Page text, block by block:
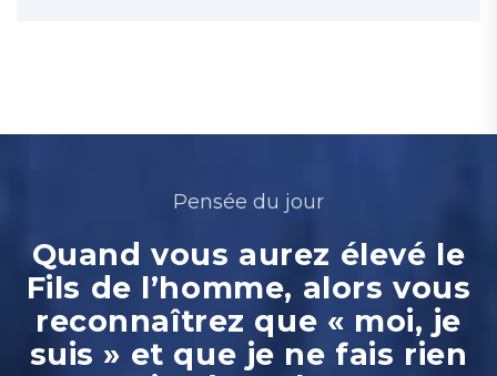
Pensée du jour
Quand vous aurez élevé le
Fils de l’homme, alors vous
reconnaîtrez que « moi, je
suis » et que je ne fais rien